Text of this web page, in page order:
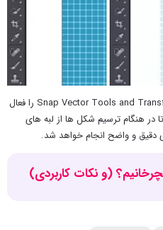
توصیه می کنیم که Snap Vector Tools and Transforms to Pixel Grid را فعال
در هنگام ترسیم شکل ها از لبه های
دقیق و واضح انجام خواهد شد.
(و نکات کاربردی)